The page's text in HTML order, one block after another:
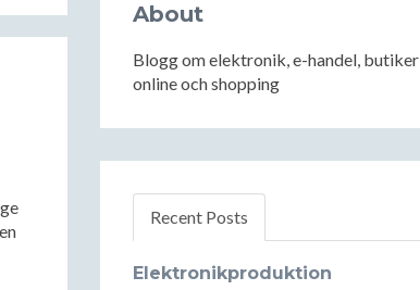
About
Blogg om elektronik, e-handel, butiker
online och shopping
Recent Posts
Elektronikproduktion